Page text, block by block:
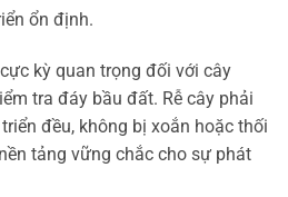
ổn định.
kỳ quan trọng đối với cây
tra đáy bầu đất. Rễ cây phải
đều, không bị xoắn hoặc thối
tảng vững chắc cho sự phát